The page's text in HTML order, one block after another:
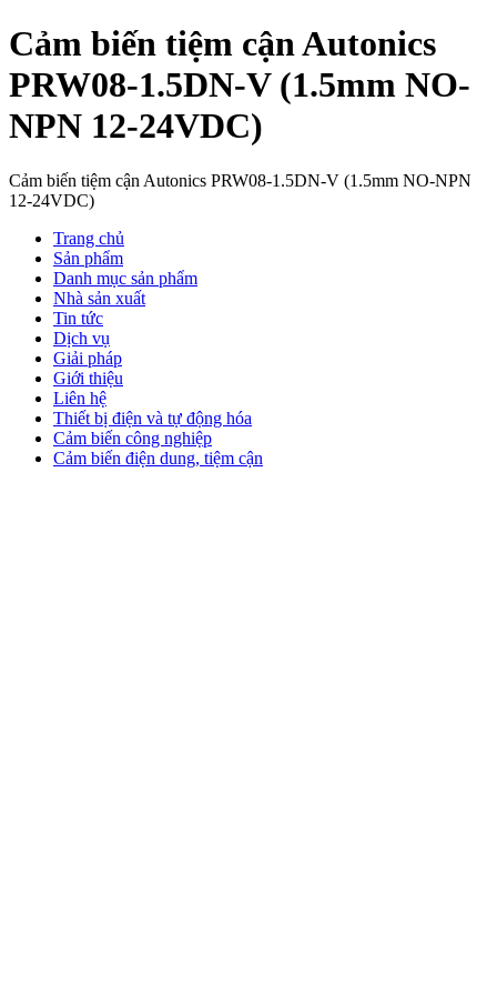
Cảm biến tiệm cận Autonics
PRW08-1.5DN-V (1.5mm NO-
NPN 12-24VDC)
Cảm biến tiệm cận Autonics PRW08-1.5DN-V (1.5mm NO-NPN
12-24VDC)
Trang chủ
Sản phẩm
Danh mục sản phẩm
Nhà sản xuất
Tin tức
Dịch vụ
Giải pháp
Giới thiệu
Liên hệ
Thiết bị điện và tự động hóa
Cảm biến công nghiệp
Cảm biến điện dung, tiệm cận